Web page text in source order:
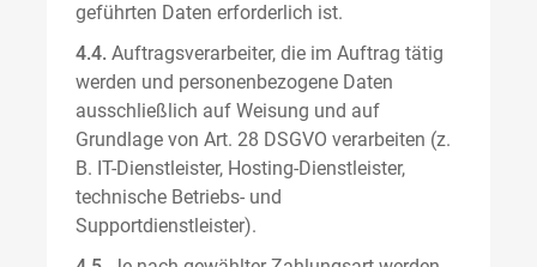
geführten Daten erforderlich ist.
4.4. Auftragsverarbeiter, die im Auftrag tätig
werden und personenbezogene Daten
ausschließlich auf Weisung und auf
Grundlage von Art. 28 DSGVO verarbeiten (z.
B. IT-Dienstleister, Hosting-Dienstleister,
technische Betriebs- und
Supportdienstleister).